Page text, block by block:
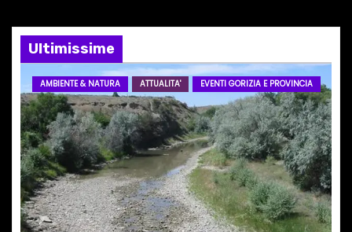
e
a
r
t
i
c
Ultimissime
AMBIENTE & NATURA ATTUALITA' EVENTI GORIZIA E PROVINCIA